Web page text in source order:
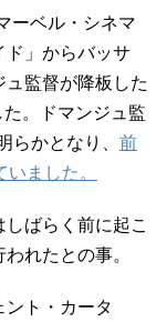
ーベル・シネマ
ド」からバッサ
ュ監督が降板した
た。ドマンジュ監
らかとなり、 前
ました。
ばらく前に起こ
れたとの事。
ント・カータ